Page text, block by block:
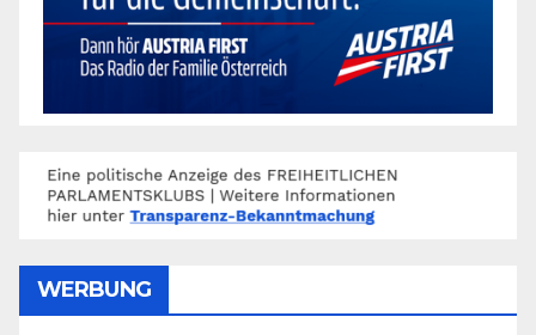
WERBUNG